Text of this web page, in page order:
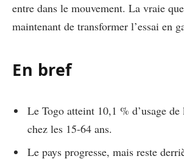
entre dans le mouvement. La vraie
maintenant de transformer l’essai en
En bref
Le Togo atteint 10,1 % d’usage
chez les 15-64 ans.
Le pays progresse, mais reste